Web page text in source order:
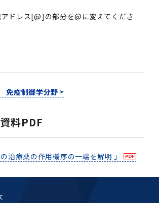
ドレス[@]の部分を@に変えてくださ
免疫制御学分野
料PDF
治療薬の作用機序の一端を解明 」